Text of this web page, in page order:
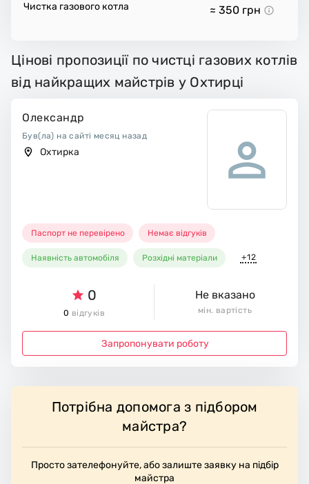
Чистка газового котла ≈ 350 грн
Цінові пропозиції по чистці газових котлів
від найкращих майстрів у Охтирці
Олександр
Був(ла) на сайті месяц назад
Охтирка
Паспорт не перевірено Немає відгуків
Наявність автомобіля Розхідні матеріали +12
0
0 відгуків
Не вказано
мін. вартість
Запропонувати роботу
Потрібна допомога з підбором
майстра?
Просто зателефонуйте, або залиште заявку на підбір
майстра